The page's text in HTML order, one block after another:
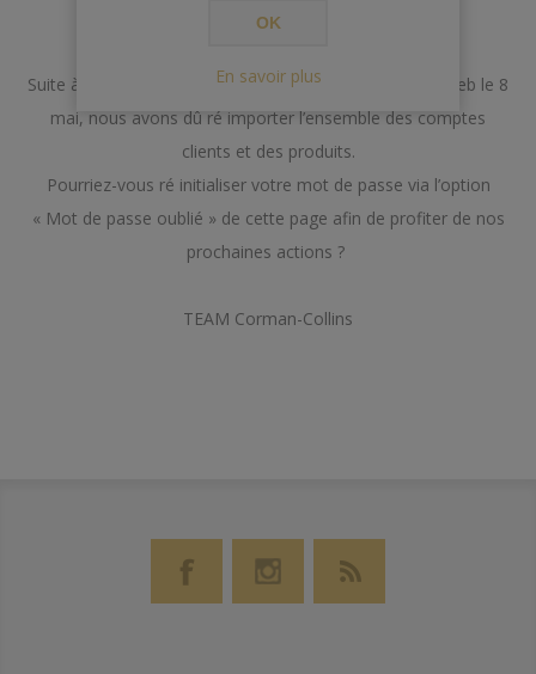
Suite à un incident lors de la mise à jour de notre site web le 8
mai, nous avons dû ré importer l’ensemble des comptes
clients et des produits.
Pourriez-vous ré initialiser votre mot de passe via l’option
« Mot de passe oublié » de cette page afin de profiter de nos
prochaines actions ?
TEAM Corman-Collins
OK
En savoir plus